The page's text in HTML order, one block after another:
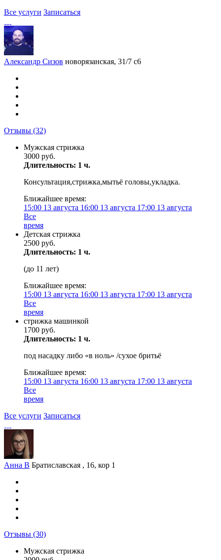
Все услуги Записаться
Александр Сизов новорязанская, 31/7 с6
Отзывы (32)
Мужская стрижка
3000 руб.
Длительность: 1 ч.
Консультация,стрижка,мытьё головы,укладка.
Ближайшее время:
15:00 13 августа 16:00 13 августа 17:00 13 августа
Все
время
Детская стрижка
2500 руб.
Длительность: 1 ч.
(до 11 лет)
Ближайшее время:
15:00 13 августа 16:00 13 августа 17:00 13 августа
Все
время
стрижка машинкой
1700 руб.
Длительность: 1 ч.
под насадку либо «в ноль» /сухое бритьё
Ближайшее время:
15:00 13 августа 16:00 13 августа 17:00 13 августа
Все
время
Все услуги Записаться
Анна В Братиславская , 16, кор 1
Отзывы (30)
Мужская стрижка